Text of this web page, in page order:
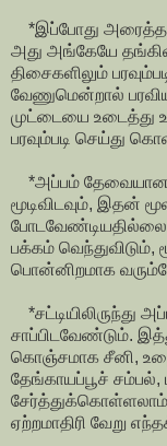
*இப்போது அரைத்த
அது அங்கேயே
திசைகளிலும்
வேணுமென்றால்
முட்டையை உடைத்து
பரவும்படி செய்து
*அப்பம் தேவையான
மூடிவிடவும், இதன்
பக்கம் வெந்துவிடும்,
பொன்னிறமாக
*சட்டியிலிருந்து
சாப்பிடவேண்டும்.
கொஞ்சமாக சீனி,
தேங்காயப்பூச்
சேர்த்துக்கொள்ளலாம்.
ஏற்றமாதிரி வேறு